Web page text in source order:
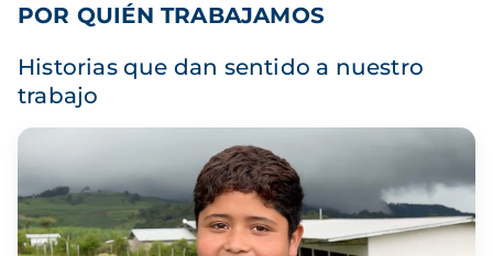
POR QUIÉN TRABAJAMOS
Historias que dan sentido a nuestro
trabajo